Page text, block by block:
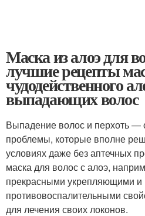
Маска из алоэ для
лучшие рецепты
чудодейственного
выпадающих волос
Выпадение волос и перхоть —
проблемы, которые вполне
условиях даже без аптечных
маска для волос с алоэ,
прекрасными укрепляющими и
противовоспалительными
для лечения своих локонов.